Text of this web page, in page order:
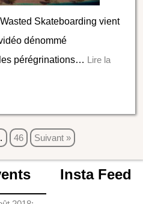
Skateboarding vient
dénommé
pérégrinations… Lire la
46 Suivant »
Insta Feed